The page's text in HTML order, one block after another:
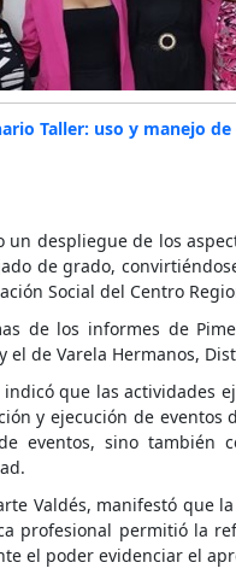
Taller: uso y manejo
un despliegue de los
de grado,
Social del Centro
de los informes de
el de Varela Hermanos,
indicó que las actividades
y ejecución de
eventos, sino también
Valdés, manifestó que
profesional permitió la
el poder evidenciar el